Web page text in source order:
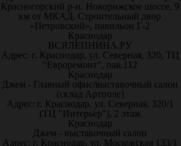
Красногорский р-н, Новорижское шоссе, 9
км от МКАД. Строительный двор
«Петровский», павильон Г-2
Краснодар
ВСЯЛЕПНИНА.РУ
Адрес: г. Краснодар, ул. Северная, 320, ТЦ
"Евроремонт", пав.112
Краснодар
Джем - Главный офис/выставочный салон
(склад Артполе)
Адрес: г. Краснодар, ул. Северная, 320/1
(ТЦ "Интерьер"), 2 этаж
Краснодар
Джем - выставочный салон
Адрес: г. Краснодар, ул. Московская 133/1